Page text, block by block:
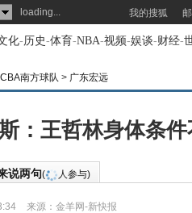
loading... 我的搜狐
化-历史-体育-NBA-视频-娱谈-财经-
CBA南方球队 > 广东宏远
：王哲林身体条
说两句( 人参与)
来源： 金羊网-新快报